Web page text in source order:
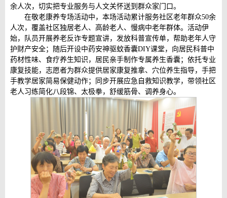
余人次，切实把专业服务与人文关怀送到群众家门口。
在敬老康养专场活动中，本场活动累计服务社区老年群众50余
人次，覆盖社区独居老人、高龄老人、慢病中老年群体。活动伊
始，队员开展养老反诈专题宣讲，发放科普宣传单，帮助老年人守
护财产安全；随后开设中药安神驱蚊香囊DIY课堂，向居民科普中
药材性味、食疗养生知识，居民亲手制作专属养生香囊；依托专业
康复技能，志愿者为群众提供居家康复推拿、穴位养生指导，手把
手教学居家简易保健动作；同步开展应急自救知识教学，带领社区
老人习练简化八段锦、太极拳，舒缓筋骨、调养身心。